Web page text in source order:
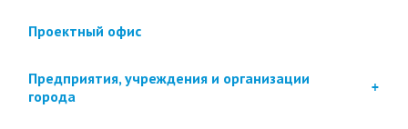
Проектный офис
Предприятия, учреждения и организации
города